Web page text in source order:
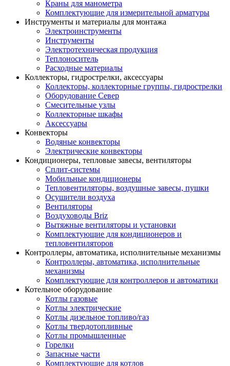
Краны для манометра
Комплектующие для измерительной арматуры
Инструменты и материалы для монтажа
Электроинструменты
Инструменты
Электротехническая продукция
Теплоноситель
Расходные материалы
Коллекторы, гидрострелки, аксессуары
Коллекторы, коллекторные группы, гидрострелки
Оборудование Север
Смесительные узлы
Коллекторные шкафы
Аксессуары
Конвекторы
Водяные конвекторы
Электрические конвекторы
Кондиционеры, тепловые завесы, вентиляторы
Сплит-системы
Мобильные кондиционеры
Тепловентиляторы, воздушные завесы, пушки
Осушители воздуха
Вентиляторы
Воздуховоды Briz
Вытяжные вентиляторы и установки
Комплектующие для кондиционеров и
тепловентиляторов
Контроллеры, автоматика, исполнительные механизмы
Контроллеры, автоматика, исполнительные
механизмы
Комплектующие для контроллеров и автоматики
Котельное оборудование
Котлы газовые
Котлы электрические
Котлы дизельное топливо/газ
Котлы твердотопливные
Котлы промышленные
Горелки
Запасные части
Комплектующие для котлов